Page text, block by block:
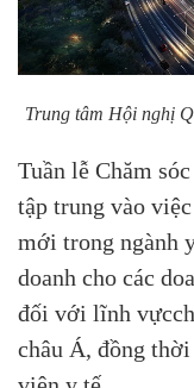
Trung tâm Hội nghị
Tuần lễ Chăm
tập trung vào
mới trong ngành
doanh cho các
đối với lĩnh
châu Á, đồng